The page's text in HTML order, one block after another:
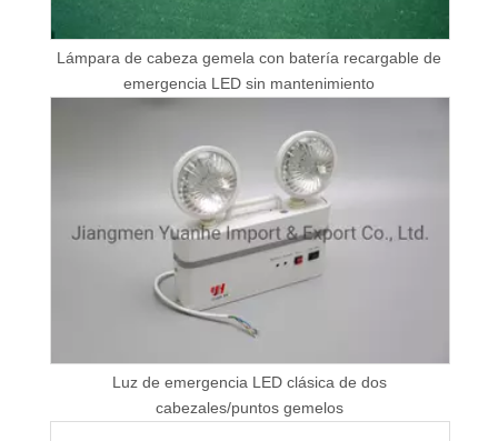
Lámpara de cabeza gemela con batería recargable de
emergencia LED sin mantenimiento
Luz de emergencia LED clásica de dos
cabezales/puntos gemelos